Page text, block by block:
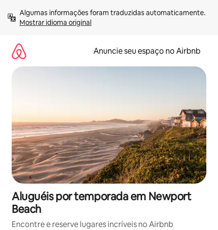
para
Mostrar idioma original
Anuncie seu espaço no Airbnb
Aluguéis por temporada em Newport
Beach
Encontre e reserve lugares incríveis no Airbnb